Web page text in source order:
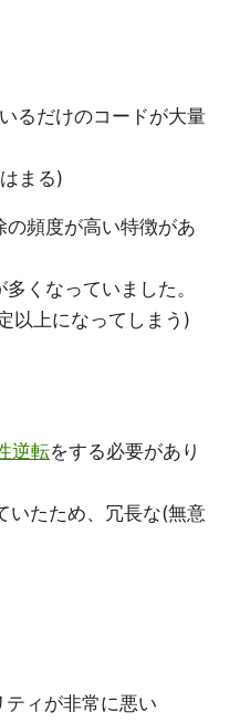
るだけのコードが大量
まる)
頻度が高い特徴があ
くなっていました。
以上になってしまう)
逆転をする必要があり
いたため、冗長な(無意
ィが非常に悪い